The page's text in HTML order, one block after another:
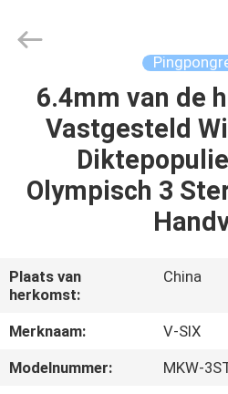
THUIS
PRODUCTEN
OVER
FABRIEKSTOCHT
Ltd..
6.4mm van de
Vastgesteld
Olympisch 3
Plaats van
herkomst:
China
Merknaam:
V-SIX
Modelnummer:
MKW-